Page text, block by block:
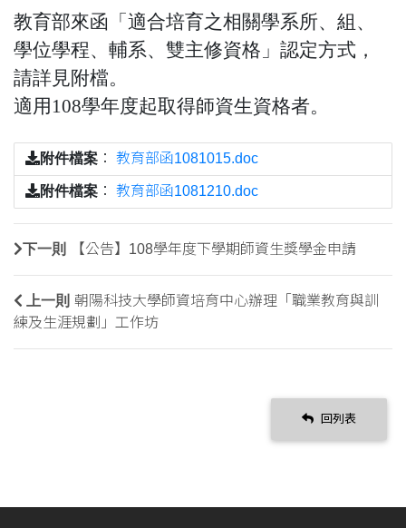
教育部來函「適合培育之相關學系所、組、
學位學程、輔系、雙主修資格」認定方式，
請詳見附檔。
適用108學年度起取得師資生資格者。
附件檔案 ： 教育部函1081015.doc
附件檔案 ： 教育部函1081210.doc
下一則 【公告】108學年度下學期師資生獎學金申請
上一則 朝陽科技大學師資培育中心辦理「職業教育與訓
練及生涯規劃」工作坊
回列表